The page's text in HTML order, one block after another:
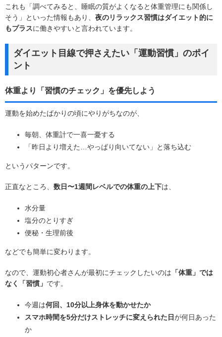
これも「調べてみると、睡眠の質がよくなると体重管理にも関係し
そう」といった情報もあり、 夜のリラックス習慣はダイエット的に
もプラスに働きやすいと言われています。
ダイエット目線で押さえたい「運動習慣」のポイ
ント
体重より「習慣のチェック」を優先しよう
運動を始めたばかりの頃にやりがちなのが、
毎朝、体重計で一喜一憂する
「昨日より増えた…やっぱり向いてない」と落ち込む
というパターンです。
正直なところ、 数日〜1週間レベルでの体重の上下は、
水分量
塩分のとりすぎ
便秘・生理前後
などでも簡単に変わります。
なので、運動初心者さんが最初にチェックしたいのは 「体重」では
なく「習慣」 です。
今週は何回、10分以上身体を動かせたか
スマホ時間を5分だけストレッチに変えられた日が何日あった
か